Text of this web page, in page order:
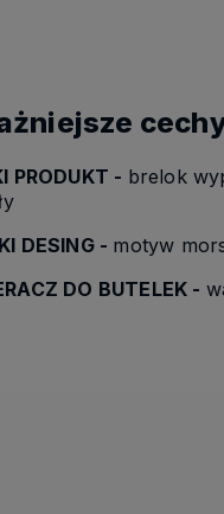
PRODUKT - brelok
DESING - motyw
DO BUTELEK -